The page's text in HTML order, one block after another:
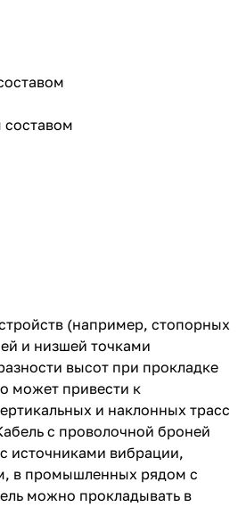
(например, стопорных
и низшей точками
высот при прокладке
может привести к
и наклонных трасс
с проволочной броней
источниками вибрации,
в промышленных рядом с
можно прокладывать в